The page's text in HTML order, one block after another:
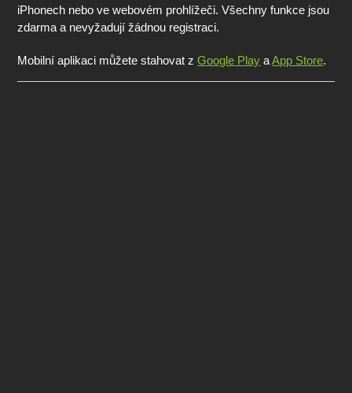
iPhonech nebo ve webovém prohlížeči. Všechny funkce jsou
zdarma a nevyžadují žádnou registraci.
Mobilní aplikaci můžete stahovat zGoogle Play aApp Store.